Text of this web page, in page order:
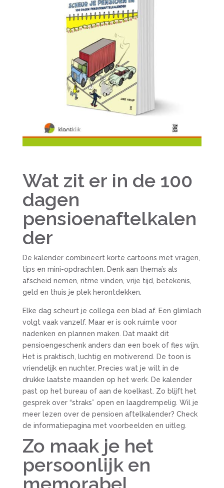
Wat zit er in de 100
dagen
pensioenaftelkalen
der
De kalender combineert korte cartoons met vragen,
tips en mini-opdrachten. Denk aan thema’s als
afscheid nemen, ritme vinden, vrije tijd, betekenis,
geld en thuis je plek herontdekken.
Elke dag scheurt je collega een blad af. Een glimlach
volgt vaak vanzelf. Maar er is ook ruimte voor
nadenken en plannen maken. Dat maakt dit
pensioengeschenk anders dan een boek of fles wijn.
Het is praktisch, luchtig en motiverend. De toon is
vriendelijk en nuchter. Precies wat je wilt in de
drukke laatste maanden op het werk. De kalender
past op het bureau of aan de koelkast. Zo blijft het
gesprek over “straks” open en laagdrempelig. Wil je
meer lezen over de pensioen aftelkalender? Check
de informatiepagina met voorbeelden en uitleg.
Zo maak je het
persoonlijk en